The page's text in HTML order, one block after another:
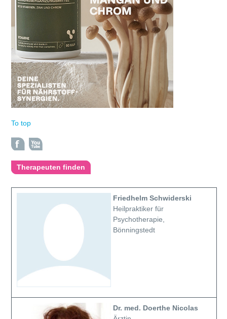
To top
Therapeuten finden
Friedhelm Schwiderski
Heilpraktiker für
Psychotherapie,
Bönningstedt
Dr. med. Doerthe Nicolas